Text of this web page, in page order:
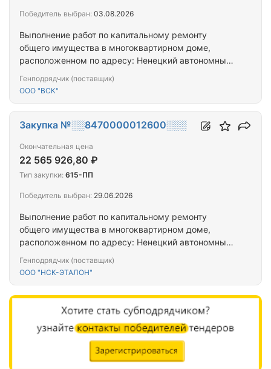
Выполнение работ по капитальному ремонту
общего имущества в многоквартирном доме,
расположенном по адресу: Ненецкий автономный
Генподрядчик (поставщик)
ООО "ВСК"
Победитель выбран: 03.08.2026
Выполнение работ по капитальному ремонту
общего имущества в многоквартирном доме,
расположенном по адресу: Ненецкий автономный
корп. Б
Генподрядчик (поставщик)
ООО "НСК-ЭТАЛОН"
Закупка №░░8470000012600░░░
Окончательная цена
22 565 926,80 ₽
Тип закупки: 615-ПП
Победитель выбран: 29.06.2026